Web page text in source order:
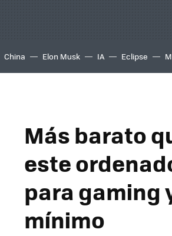
China Elon Musk IA Eclipse
Más barato
este
para gaming
mínimo